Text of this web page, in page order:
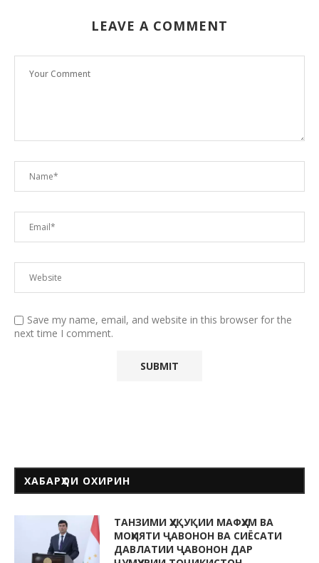
LEAVE A COMMENT
Save my name, email, and website in this browser for the
next time I comment.
ХАБАРҲОИ ОХИРИН
ТАНЗИМИ ҲУҚУҚИИ МАФҲУМ ВА
МОҲИЯТИ ҶАВОНОН ВА СИЁСАТИ
ДАВЛАТИИ ҶАВОНОН ДАР